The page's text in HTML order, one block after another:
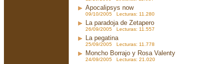
Apocalipsys now
09/10/2005 Lecturas: 11.280
La paradoja de Zetapero
26/09/2005 Lecturas: 11.557
La pegatina
25/09/2005 Lecturas: 11.778
Moncho Borrajo y Rosa Valenty
24/09/2005 Lecturas: 21.020